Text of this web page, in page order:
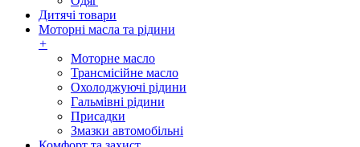
Дитячі товари
Моторні масла та рідини
+
Моторне масло
Трансмісійне масло
Охолоджуючі рідини
Гальмівні рідини
Присадки
Змазки автомобільні